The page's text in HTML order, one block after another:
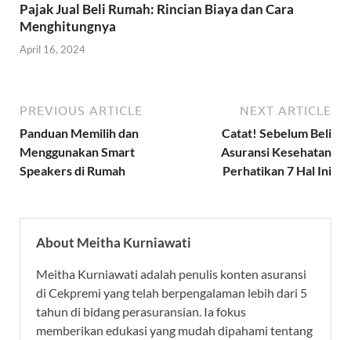
Pajak Jual Beli Rumah: Rincian Biaya dan Cara
Menghitungnya
April 16, 2024
PREVIOUS ARTICLE
Panduan Memilih dan
Menggunakan Smart
Speakers di Rumah
NEXT ARTICLE
Catat! Sebelum Beli
Asuransi Kesehatan
Perhatikan 7 Hal Ini
About Meitha Kurniawati
Meitha Kurniawati adalah penulis konten asuransi
di Cekpremi yang telah berpengalaman lebih dari 5
tahun di bidang perasuransian. Ia fokus
memberikan edukasi yang mudah dipahami tentang